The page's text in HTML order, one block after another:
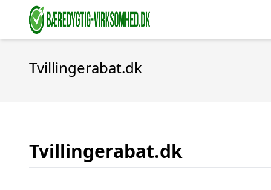
Tvillingerabat.dk
Tvillingerabat.dk